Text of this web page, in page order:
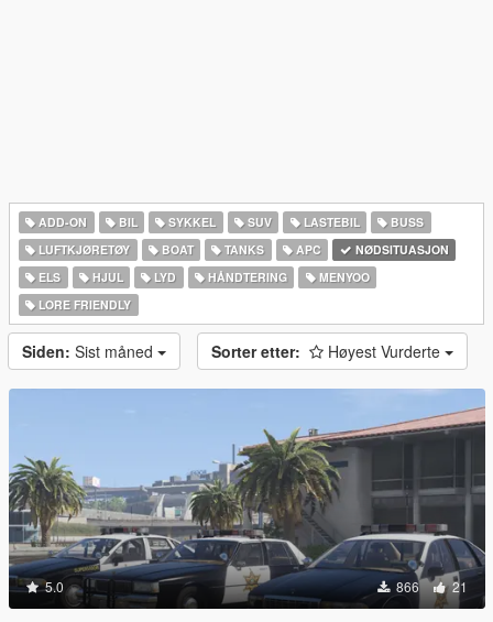
ADD-ON BIL SYKKEL SUV LASTEBIL
BUSS
LUFTKJØRETØY
BOAT TANKS APC
NØDSITUASJON
ELS
HJUL LYD HÅNDTERING
MENYOO
LORE FRIENDLY
Siden: Sist måned Sorter etter: Høyest Vurderte
5.0 866 21